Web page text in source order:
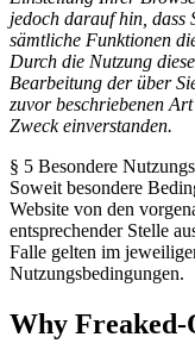
jedoch darauf hin, dass
sämtliche Funktionen
Durch die Nutzung
Bearbeitung der über
zuvor beschriebenen
Zweck einverstanden.
§ 5 Besondere
Soweit besondere
Website von den
entsprechender Stelle
Falle gelten im
Nutzungsbedingungen.
Why Freaked-